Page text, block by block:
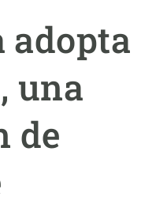
adopta
una
de